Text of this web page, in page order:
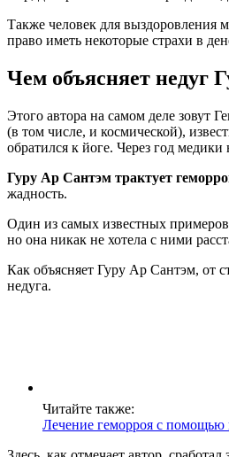
Также человек для выздоровления
право иметь некоторые страхи в
Чем объясняет недуг
Этого автора на самом деле зовут
(в том числе, и космической),
обратился к йоге. Через год медики
Гуру Ар Сантэм трактует
жадность.
Один из самых известных
но она никак не хотела с ними
Как объясняет Гуру Ар Сантэм, от
недуга.
Читайте также:
Лечение геморроя с помощью